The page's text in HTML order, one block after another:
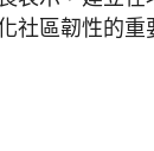
社區韌性的重